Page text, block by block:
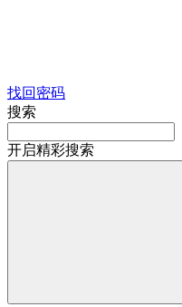
找回密码
搜索
开启精彩搜索